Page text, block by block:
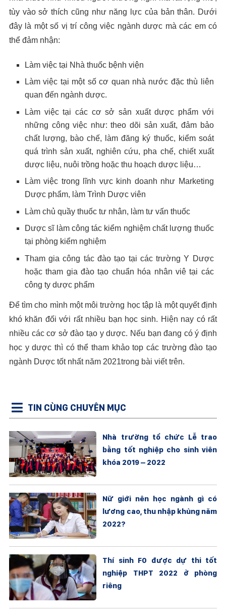
tùy vào sở thích cũng như năng lực của bản thân. Dưới
đây là một số vị trí công việc ngành dược mà các em có
thể đảm nhận:
Làm việc tại Nhà thuốc bệnh viện
Làm việc tại một số cơ quan nhà nước đặc thù liên
quan đến ngành dược.
Làm việc tại các cơ sở sản xuất dược phẩm với
những công việc như: theo dõi sản xuất, đảm bảo
chất lượng, bào chế, làm đăng ký thuốc, kiểm soát
quá trình sản xuất, nghiên cứu, pha chế, chiết xuất
dược liệu, nuôi trồng hoặc thu hoạch dược liệu…
Làm việc trong lĩnh vực kinh doanh như Marketing
Dược phẩm, làm Trình Dược viên
Làm chủ quầy thuốc tư nhân, làm tư vấn thuốc
Dược sĩ làm công tác kiểm nghiệm chất lượng thuốc
tại phòng kiểm nghiệm
Tham gia công tác đào tạo tại các trường Y Dược
hoặc tham gia đào tạo chuẩn hóa nhân viê tại các
công ty dược phẩm
Để tìm cho mình một môi trường học tập là một quyết định
khó khăn đối với rất nhiều bạn học sinh. Hiện nay có rất
nhiều các cơ sở đào tạo y dược. Nếu bạn đang có ý định
học y dược thì có thể tham khảo top các trường đào tạo
ngành Dược tốt nhất năm 2021trong bài viết trên.
TIN CÙNG CHUYÊN MỤC
Nhà trường tổ chức Lễ trao
bằng tốt nghiệp cho sinh viên
khóa 2019 – 2022
Nữ giới nên học ngành gì có
lương cao, thu nhập khủng năm
2022?
Thí sinh F0 được dự thi tốt
nghiệp THPT 2022 ở phòng
riêng